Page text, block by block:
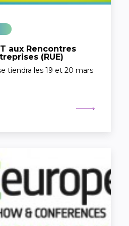
aux Rencontres
(RUE)
tiendra les 19 et 20 mars